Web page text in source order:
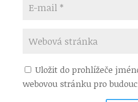
Uložit do prohlížeče
webovou stránku pro